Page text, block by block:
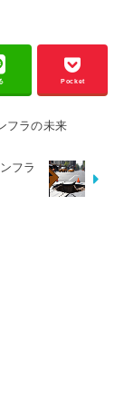
Pocket
フラの未来
フラ